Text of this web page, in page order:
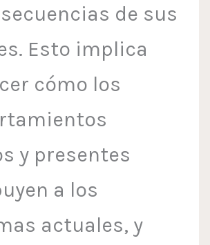
de sus
Esto implica
cómo los
y presentes
a los
actuales, y